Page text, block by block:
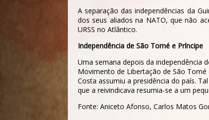
A separação das independências da
dos seus aliados na NATO, que não
URSS no Atlântico.
Independência de São Tomé e Príncipe
Uma semana depois da independência
Movimento de Libertação de São Tomé
Costa assumiu a presidência do país.
que a reivindicava resumia-se a um
Fonte: Aniceto Afonso, Carlos Matos